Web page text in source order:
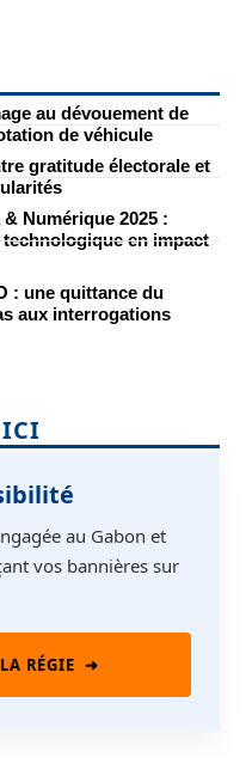
au dévouement de
de véhicule
gratitude électorale et
Numérique 2025 :
en impact
: une quittance du
aux interrogations
ICI
au Gabon et
vos bannières sur
RÉGIE ➜